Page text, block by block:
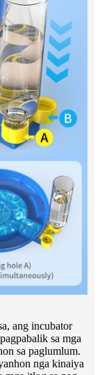
ang incubator
sa mga
sa paglumlum.
nga kinaiya